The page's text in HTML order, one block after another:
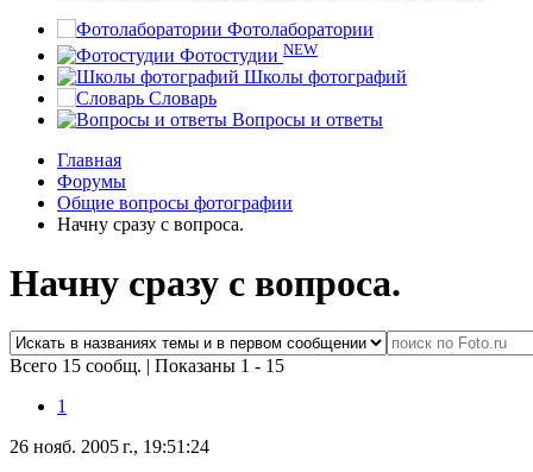
Фотолаборатории
Фотостудии NEW
Школы фотографий
Словарь
Вопросы и ответы
Главная
Форумы
Общие вопросы фотографии
Начну сразу с вопроса.
Начну сразу с вопроса.
Всего 15 сообщ. | Показаны 1 - 15
1
26 нояб. 2005 г., 19:51:24